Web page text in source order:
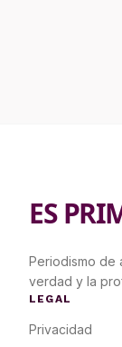
ES
Periodismo de
verdad y la
LEGAL
Privacidad